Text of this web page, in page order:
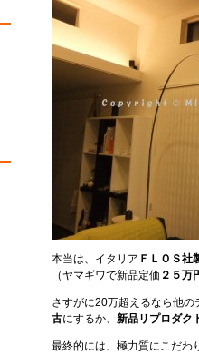
本当は、イタリア ＦＬＯＳ社
（ヤマギワで新品定価 ２５万
さすがに20万超えるなら他
古にするか、 新品リプロダク
最終的には、極力質にこだわ